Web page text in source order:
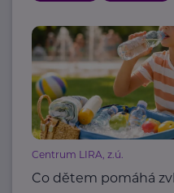
Centrum LIRA, z.ú.
Co dětem pomáhá